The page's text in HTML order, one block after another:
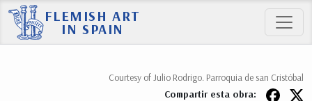
FLEMISH ART
IN SPAIN
Courtesy of Julio Rodrigo. Parroquia de san Cristóbal
Compartir esta obra: